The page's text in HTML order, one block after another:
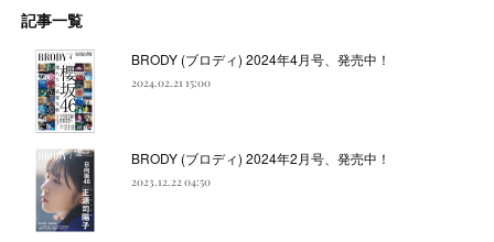
記事一覧
BRODY (ブロディ) 2024年4月号、発売中！
2024.02.21 15:00
BRODY (ブロディ) 2024年2月号、発売中！
2023.12.22 04:50